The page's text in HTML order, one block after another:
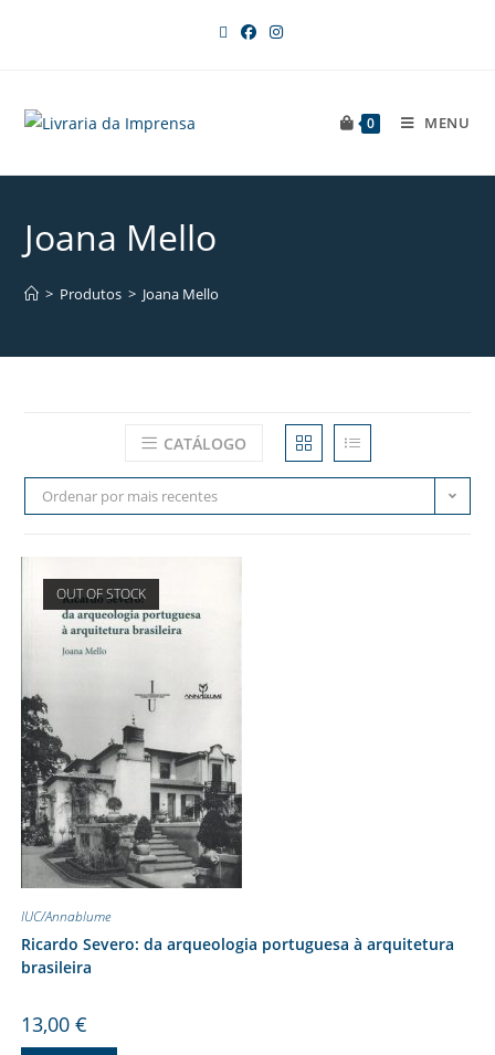
0 MENU
Joana Mello
> Produtos > Joana Mello
CATÁLOGO
Ordenar por mais recentes
OUT OF STOCK
IUC/Annablume
Ricardo Severo: da arqueologia portuguesa à arquitetura
brasileira
13,00 €